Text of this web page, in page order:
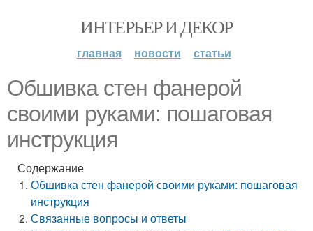
ИНТЕРЬЕР И ДЕКОР
главная новости статьи
Обшивка стен фанерой
своими руками: пошаговая
инструкция
Содержание
Обшивка стен фанерой своими руками: пошаговая
инструкция
Связанные вопросы и ответы